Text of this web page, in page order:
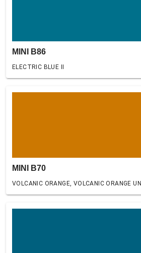
MINI B86
ELECTRIC BLUE II
MINI B70
VOLCANIC ORANGE, VOLCANIC ORANGE UNI